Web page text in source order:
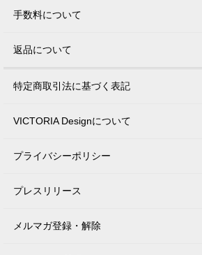
手数料について
返品について
特定商取引法に基づく表記
VICTORIA Designについて
プライバシーポリシー
プレスリリース
メルマガ登録・解除